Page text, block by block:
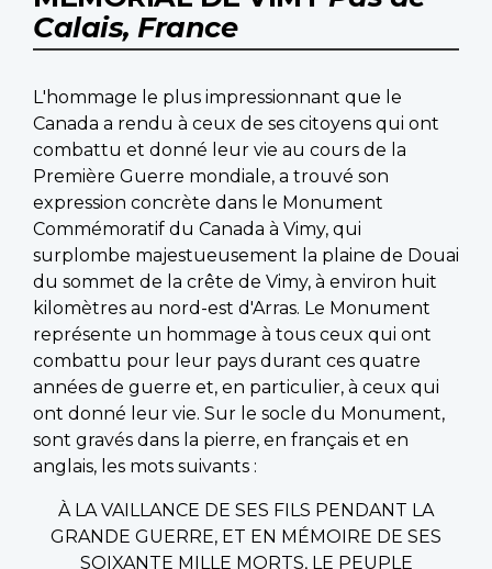
Calais, France
L'hommage le plus impressionnant que le
Canada a rendu à ceux de ses citoyens qui ont
combattu et donné leur vie au cours de la
Première Guerre mondiale, a trouvé son
expression concrète dans le Monument
Commémoratif du Canada à Vimy, qui
surplombe majestueusement la plaine de Douai
du sommet de la crête de Vimy, à environ huit
kilomètres au nord-est d'Arras. Le Monument
représente un hommage à tous ceux qui ont
combattu pour leur pays durant ces quatre
années de guerre et, en particulier, à ceux qui
ont donné leur vie. Sur le socle du Monument,
sont gravés dans la pierre, en français et en
anglais, les mots suivants :
À LA VAILLANCE DE SES FILS PENDANT LA
GRANDE GUERRE, ET EN MÉMOIRE DE SES
SOIXANTE MILLE MORTS, LE PEUPLE